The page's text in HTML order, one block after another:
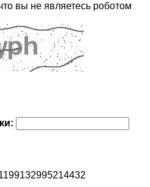
вы не являетесь роботом